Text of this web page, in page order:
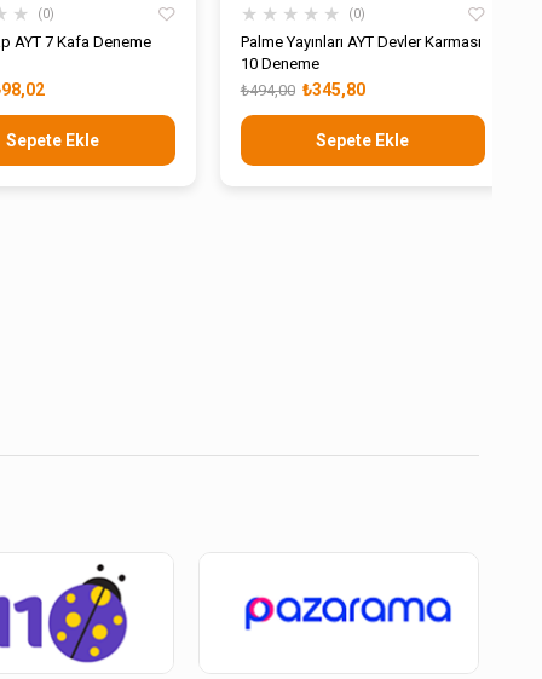
★ 0
AYT 7 Kafa Deneme
Sepete Ekle
★ ★ ★ ★ ★ 0
Palme Yayınları AYT Devler Karması
10 Deneme
₺345,80
₺494,00
Sepete Ekle